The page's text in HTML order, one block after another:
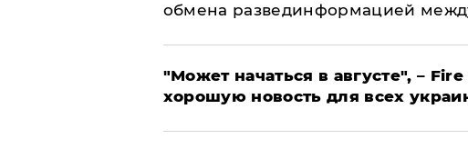
обмена развединформацией
"Может начаться в августе", –
хорошую новость для всех